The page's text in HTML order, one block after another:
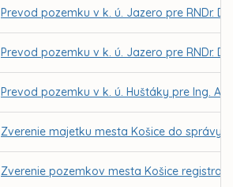
Prevod pozemku v k. ú. Jazero pre RNDr.
Prevod pozemku v k. ú. Jazero pre RNDr.
Prevod pozemku v k. ú. Huštáky pre Ing.
Zverenie majetku mesta Košice do správy
Zverenie pozemkov mesta Košice registra